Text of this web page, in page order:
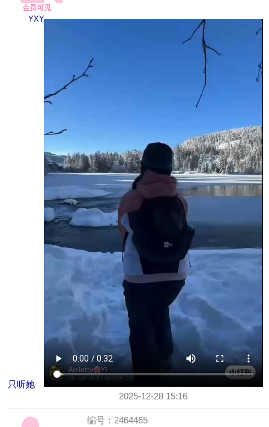
YXY
只听她
2025-12-28 15:16
编号：2464465